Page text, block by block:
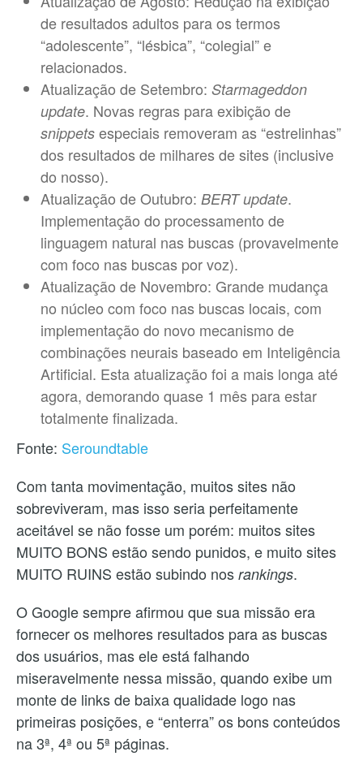
de resultados adultos para os termos
“adolescente”, “lésbica”, “colegial” e
relacionados.
Atualização de Setembro: Starmageddon
update. Novas regras para exibição de
snippets especiais removeram as “estrelinhas”
dos resultados de milhares de sites (inclusive
do nosso).
Atualização de Outubro: BERT update.
Implementação do processamento de
linguagem natural nas buscas (provavelmente
com foco nas buscas por voz).
Atualização de Novembro: Grande mudança
no núcleo com foco nas buscas locais, com
implementação do novo mecanismo de
combinações neurais baseado em Inteligência
Artificial. Esta atualização foi a mais longa até
agora, demorando quase 1 mês para estar
totalmente finalizada.
Fonte: Seroundtable
Com tanta movimentação, muitos sites não
sobreviveram, mas isso seria perfeitamente
aceitável se não fosse um porém: muitos sites
MUITO BONS estão sendo punidos, e muito sites
MUITO RUINS estão subindo nos rankings.
O Google sempre afirmou que sua missão era
fornecer os melhores resultados para as buscas
dos usuários, mas ele está falhando
miseravelmente nessa missão, quando exibe um
monte de links de baixa qualidade logo nas
primeiras posições, e “enterra” os bons conteúdos
na 3ª, 4ª ou 5ª páginas.